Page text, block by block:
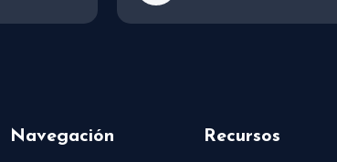
Navegación Recursos